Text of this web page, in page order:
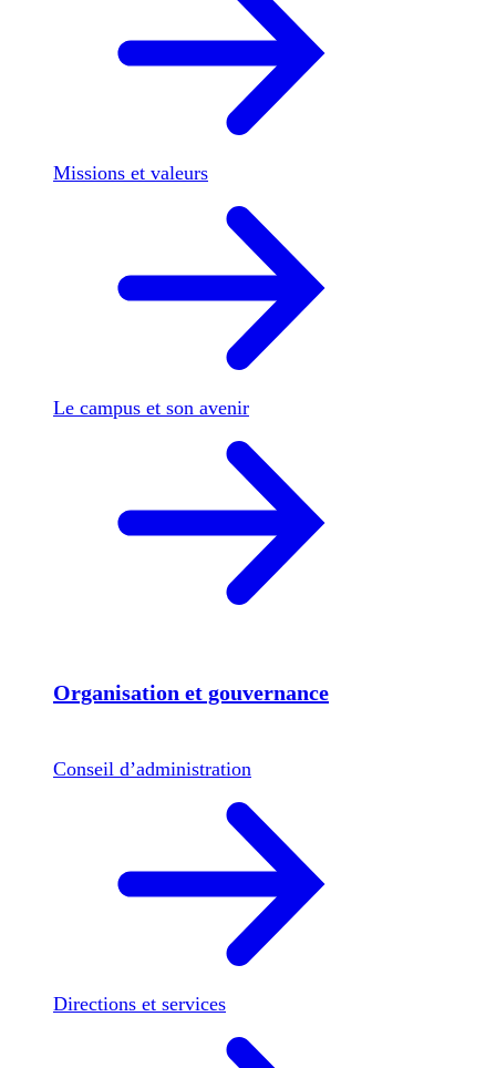
Missions et valeurs
Le campus et son avenir
Organisation et gouvernance
Conseil d’administration
Directions et services